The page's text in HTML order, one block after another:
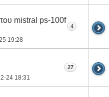
mistral ps-100f
19:28
4
24 18:31
27